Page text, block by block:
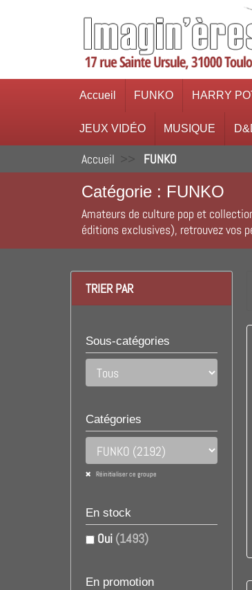
Accueil FUNKO HARRY
JEUX VIDÉO MUSIQUE
Accueil FUNKO
Catégorie : FUNKO
Amateurs de culture pop et
éditions exclusives), retrouvez vos
TRIER PAR
Sous-catégories
Catégories
Réinitialiser ce groupe
En stock
Oui (1493)
En promotion